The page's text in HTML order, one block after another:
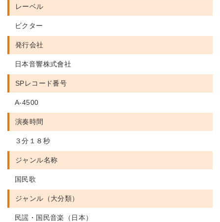
レーベル
ビクター
発行会社
日本音響株式會社
SPレコード番号
A-4500
演奏時間
３分１８秒
ジャンル名称
国民歌
ジャンル（大分類）
民謡・国民音楽（日本）